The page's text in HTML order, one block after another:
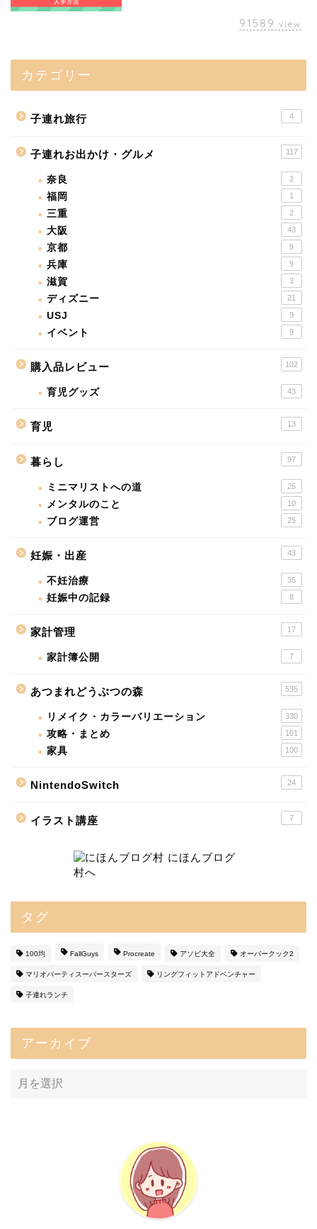
91589 view
カテゴリー
子連れ旅行 4
子連れお出かけ・グルメ 117
奈良 2
福岡 1
三重 2
大阪 43
京都 9
兵庫 9
滋賀 3
ディズニー 21
USJ 9
イベント 9
購入品レビュー 102
育児グッズ 43
育児 13
暮らし 97
ミニマリストへの道 25
メンタルのこと 10
ブログ運営 25
妊娠・出産 43
不妊治療 35
妊娠中の記録 8
家計管理 17
家計簿公開 7
あつまれどうぶつの森 535
リメイク・カラーバリエーション 330
攻略・まとめ 101
家具 100
NintendoSwitch 24
イラスト講座 7
タグ
100均 FallGuys Procreate アソビ大全 オーバークック2
マリオパーティスーパースターズ リングフィットアドベンチャー
子連れランチ
アーカイブ